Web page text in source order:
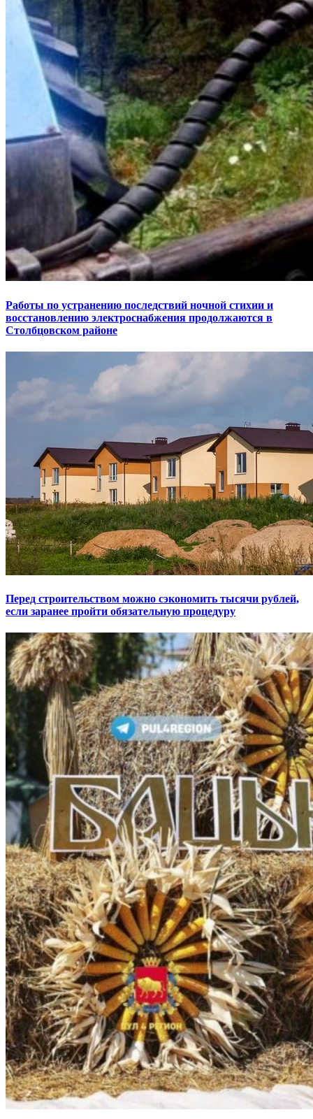
Работы по устранению последствий ночной стихии и
восстановлению электроснабжения продолжаются в
Столбцовском районе
Перед строительством можно сэкономить тысячи рублей,
если заранее пройти обязательную процедуру